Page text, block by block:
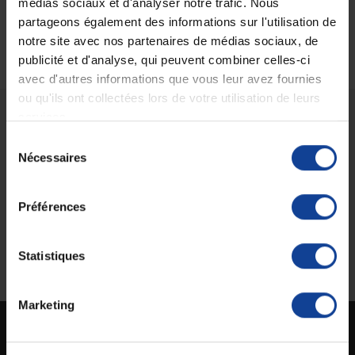
médias sociaux et d'analyser notre trafic. Nous
partageons également des informations sur l'utilisation de
notre site avec nos partenaires de médias sociaux, de
publicité et d'analyse, qui peuvent combiner celles-ci
avec d'autres informations que vous leur avez fournies
ou qu'ils ont collectées lors de votre utilisation de leurs
Nécessaires
Préférences
Statistiques
Marketing
Aucun produit pour le moment.
En magasin Technicien de santé
En France à domicile à partir de 99€
Paiement en ligne 100% sécurisé par
carte bancaire ou Paypal
soignée et discrète
Service client
Lundi au jeudi : 9h à 12h30 - 13h30 à